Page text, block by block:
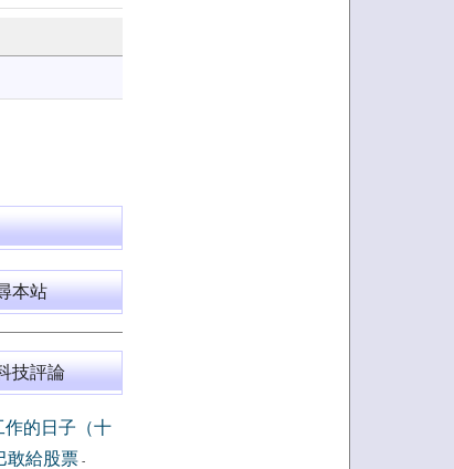
本站
技評論
作的日子（十
敢給股票-